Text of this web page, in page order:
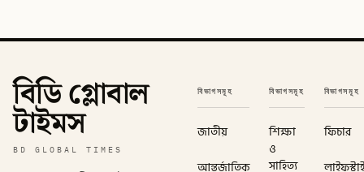
বিডি গ্লোবাল
টাইমস
BD GLOBAL TIMES
বিভাগসমূহ
জাতীয়
আন্তর্জাতিক
বিভাগসমূহ
শিক্ষা
ও
সাহিত্য
বিভাগসমূহ
ফিচার